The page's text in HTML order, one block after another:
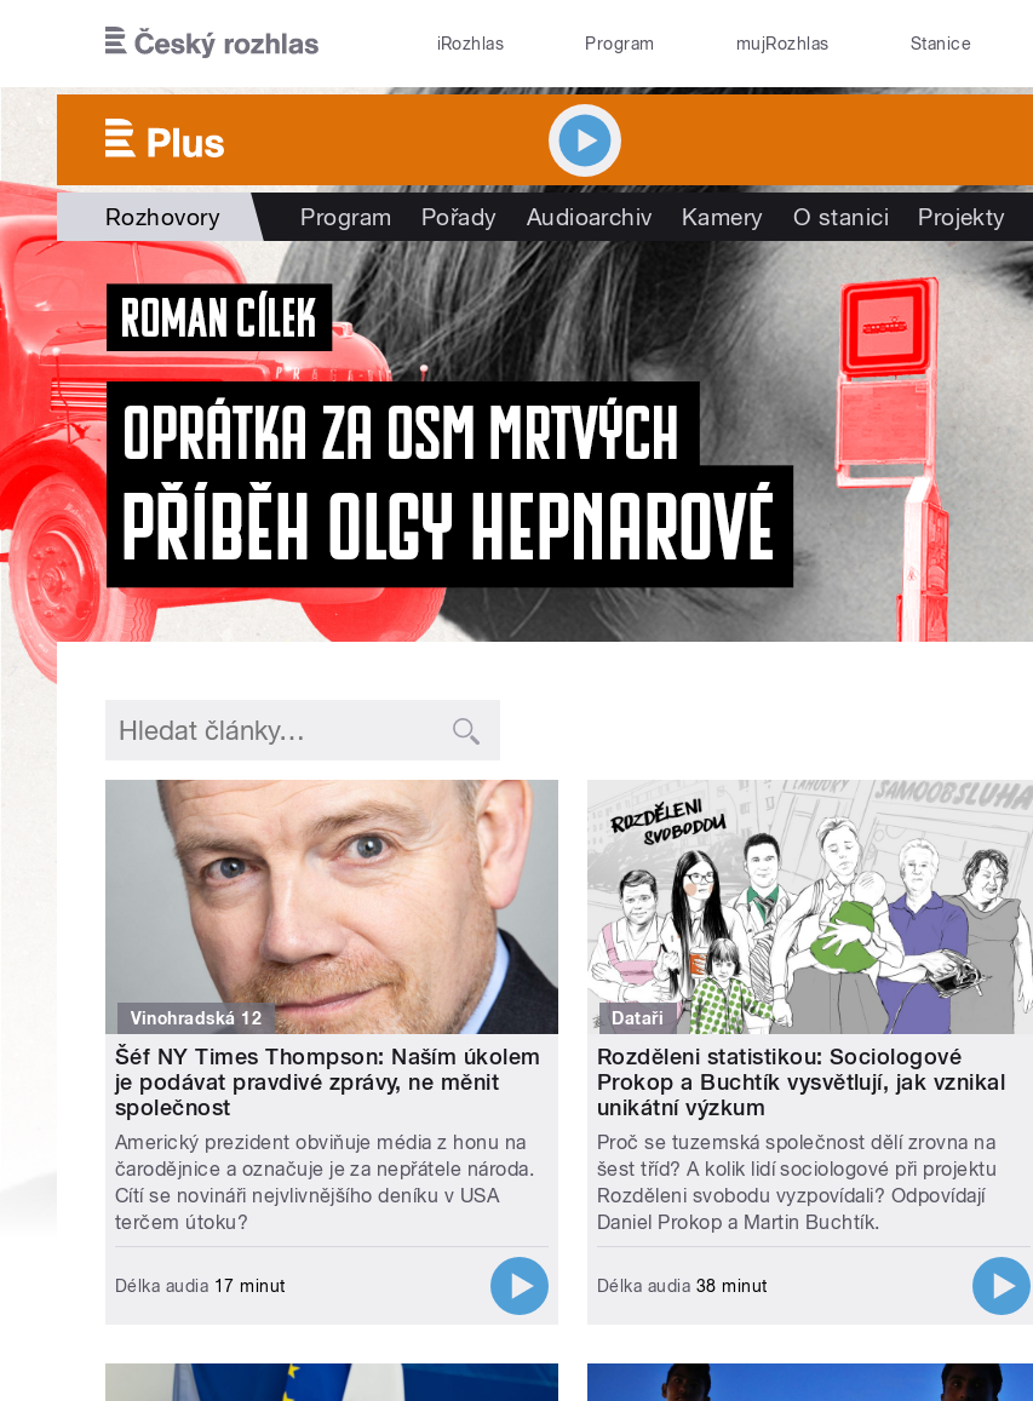
iRozhlas Program mujRozhlas Stanice
Rozhovory Program Pořady Audioarchiv Kamery O stanici Projekty
Vinohradská 12
Šéf NY Times Thompson: Naším úkolem
je podávat pravdivé zprávy, ne měnit
společnost
Americký prezident obviňuje média z honu na
čarodějnice a označuje je za nepřátele národa.
Cítí se novináři nejvlivnějšího deníku v USA
terčem útoku?
Délka audia 17 minut
Dataři
Rozděleni statistikou: Sociologové
Prokop a Buchtík vysvětlují, jak vznikal
unikátní výzkum
Proč se tuzemská společnost dělí zrovna na
šest tříd? A kolik lidí sociologové při projektu
Rozděleni svobodu vyzpovídali? Odpovídají
Daniel Prokop a Martin Buchtík.
Délka audia 38 minut